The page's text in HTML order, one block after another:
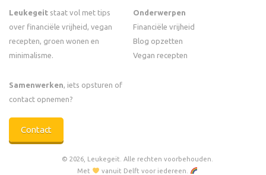
Leukegeit staat vol met tips
over financiële vrijheid, vegan
recepten, groen wonen en
minimalisme.
Samenwerken, iets opsturen of
contact opnemen?
Contact
Onderwerpen
Financiële vrijheid
Blog opzetten
Vegan recepten
© 2026, Leukegeit. Alle rechten voorbehouden.
Met
vanuit Delft voor iedereen.